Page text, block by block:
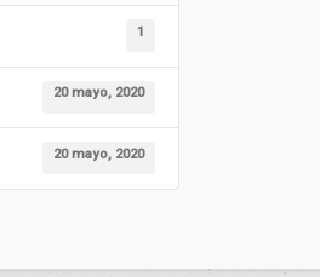
1
20 mayo, 2020
20 mayo, 2020